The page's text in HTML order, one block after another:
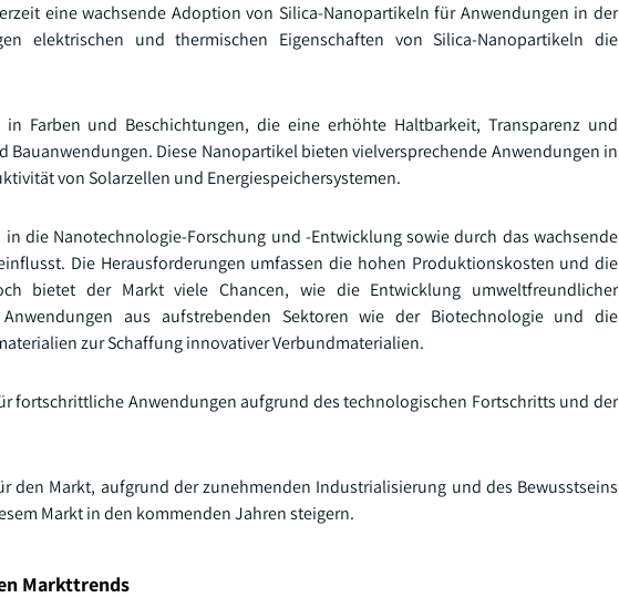
eine wachsende Adoption von Silica-Nanopartikeln für Anwendungen in der
elektrischen und thermischen Eigenschaften von Silica-Nanopartikeln die
Farben und Beschichtungen, die eine erhöhte Haltbarkeit, Transparenz und
Diese Nanopartikel bieten vielversprechende Anwendungen in
von Solarzellen und Energiespeichersystemen.
die Nanotechnologie-Forschung und -Entwicklung sowie durch das wachsende
Die Herausforderungen umfassen die hohen Produktionskosten und die
bietet der Markt viele Chancen, wie die Entwicklung umweltfreundlicher
aus aufstrebenden Sektoren wie der Biotechnologie und die
zur Schaffung innovativer Verbundmaterialien.
fortschrittliche Anwendungen aufgrund des technologischen Fortschritts und der
den Markt, aufgrund der zunehmenden Industrialisierung und des Bewusstseins
Markt in den kommenden Jahren steigern.
Markttrends